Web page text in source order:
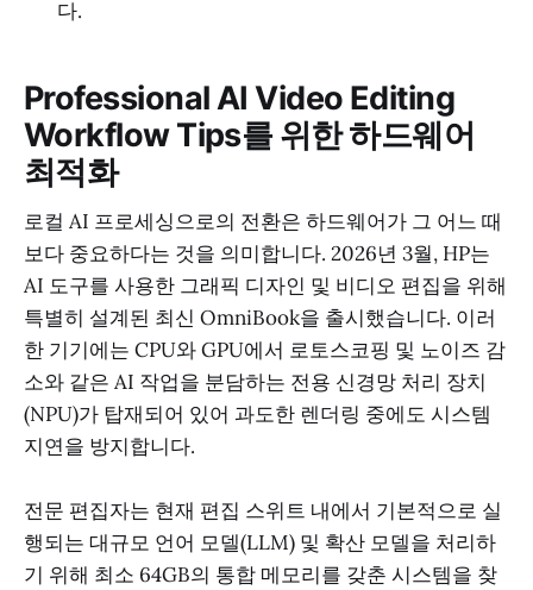
다.
Professional AI Video Editing
Workflow Tips를 위한 하드웨어
최적화
로컬 AI 프로세싱으로의 전환은 하드웨어가 그 어느 때
보다 중요하다는 것을 의미합니다. 2026년 3월, HP는
AI 도구를 사용한 그래픽 디자인 및 비디오 편집을 위해
특별히 설계된 최신 OmniBook을 출시했습니다. 이러
한 기기에는 CPU와 GPU에서 로토스코핑 및 노이즈 감
소와 같은 AI 작업을 분담하는 전용 신경망 처리 장치
(NPU)가 탑재되어 있어 과도한 렌더링 중에도 시스템
지연을 방지합니다.
전문 편집자는 현재 편집 스위트 내에서 기본적으로 실
행되는 대규모 언어 모델(LLM) 및 확산 모델을 처리하
기 위해 최소 64GB의 통합 메모리를 갖춘 시스템을 찾